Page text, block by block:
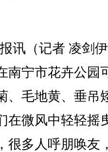
讯（记者 凌剑
南宁市花卉公园
、毛地黄、垂吊
在微风中轻轻摇
很多人呼朋唤友